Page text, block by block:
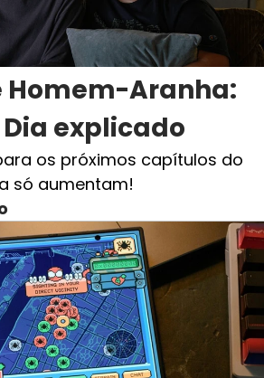
Homem-Aranha:
explicado
os próximos capítulos do
só aumentam!